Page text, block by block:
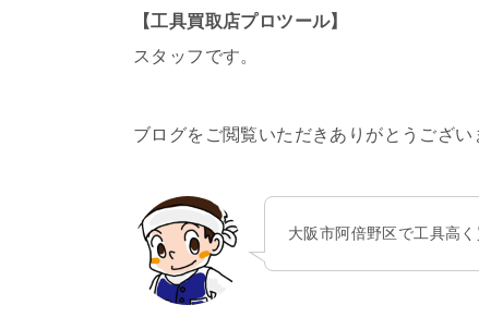
【工具買取店プロツール】
スタッフです。
ブログをご閲覧いただきありがとうござい
大阪市阿倍野区で工具高